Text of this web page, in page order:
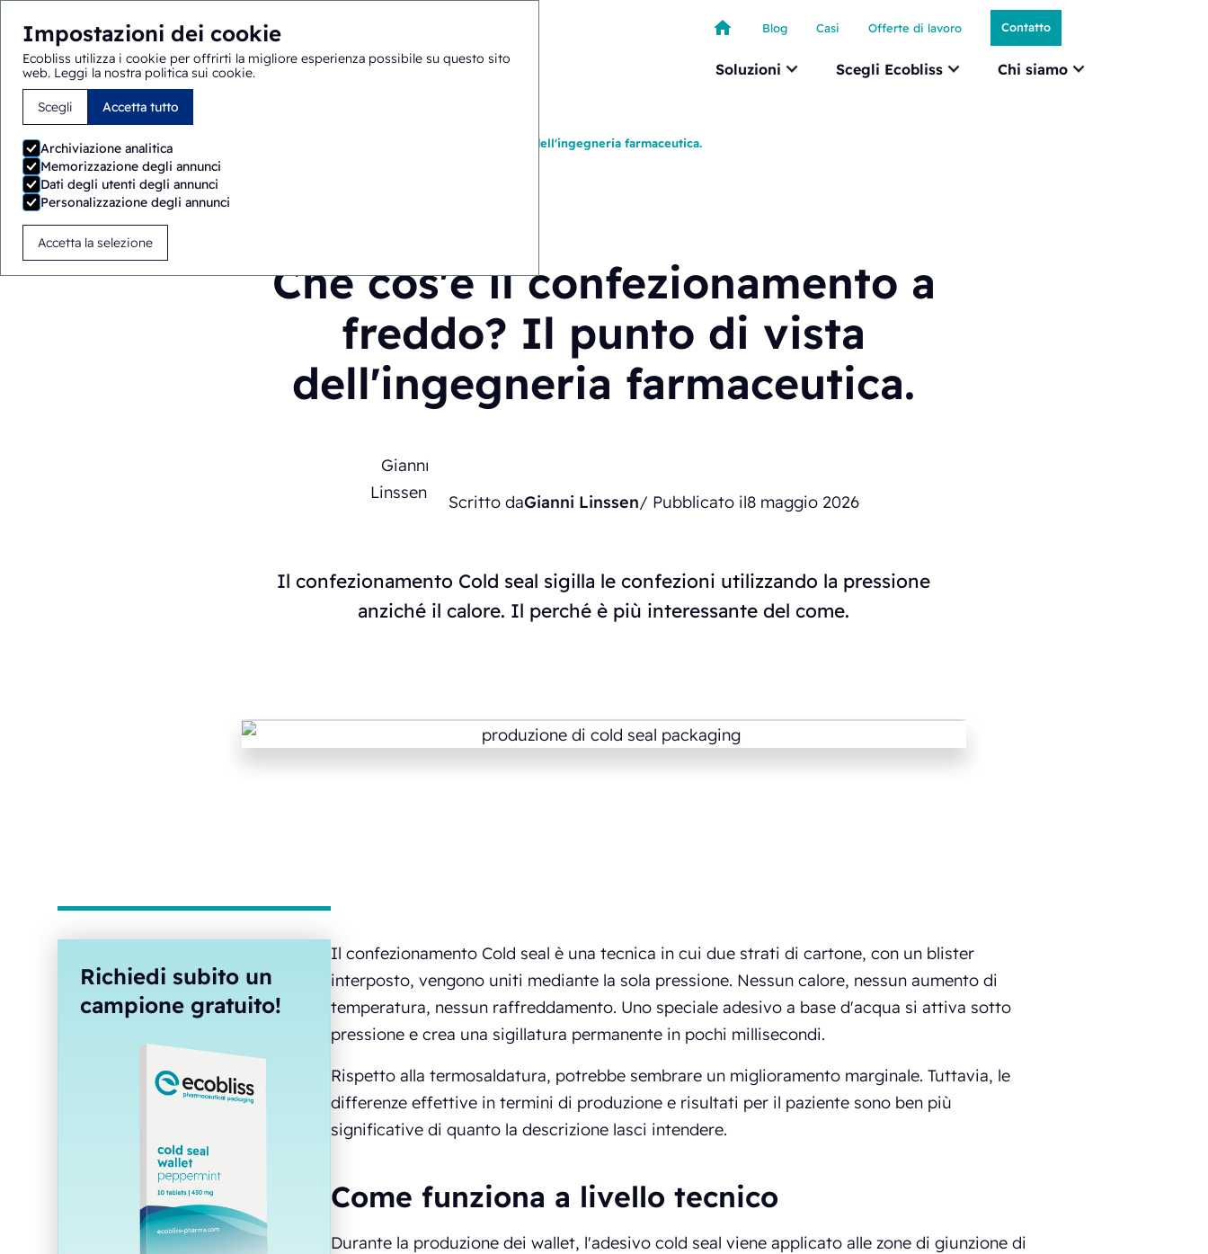
Impostazioni dei cookie
Ecobliss utilizza i cookie per offrirti la migliore esperienza possibile su questo sito
web. Leggi la nostra politica sui cookie.
Scegli Accetta tutto
Archiviazione analitica
Memorizzazione degli annunci
Dati degli utenti degli annunci
Personalizzazione degli annunci
Accetta la selezione
Soluzioni Scegli Ecobliss Chi siamo
Blog Casi Offerte di lavoro Contatto
Sei qui: Home > Blog Che cos'è il confezionamento a freddo? Il punto di vista dell'ingegneria farmaceutica.
Che cos'è il confezionamento a
freddo? Il punto di vista
dell'ingegneria farmaceutica.
Scritto daGianni Linssen/ Pubblicato il8 maggio 2026
Il confezionamento Cold seal sigilla le confezioni utilizzando la pressione
anziché il calore. Il perché è più interessante del come.
Richiedi subito un
campione gratuito!
Il confezionamento Cold seal è una tecnica in cui due strati di cartone, con un blister
interposto, vengono uniti mediante la sola pressione. Nessun calore, nessun aumento di
temperatura, nessun raffreddamento. Uno speciale adesivo a base d'acqua si attiva sotto
pressione e crea una sigillatura permanente in pochi millisecondi.
Rispetto alla termosaldatura, potrebbe sembrare un miglioramento marginale. Tuttavia, le
differenze effettive in termini di produzione e risultati per il paziente sono ben più
significative di quanto la descrizione lasci intendere.
Come funziona a livello tecnico
Durante la produzione dei wallet, l'adesivo cold seal viene applicato alle zone di giunzione di